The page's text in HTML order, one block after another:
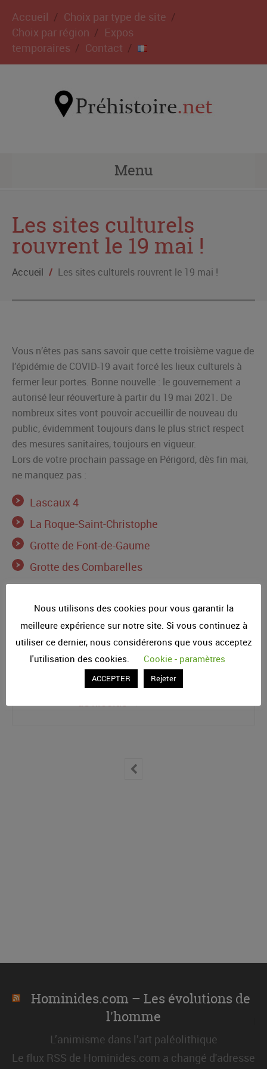
Accueil
Choix par type de site
Choix par région
Expos
temporaires
Contact
Menu
Les sites culturels
rouvrent le 19 mai !
Accueil / Les sites culturels rouvrent le 19 mai !
Vous n’êtes pas sans savoir que cette troisième vague de
l’épidémie de COVID-19 avait forcé les lieux culturels à
fermer leur portes. Bonne nouvelle : le gouvernement a
autorisé leur réouverture à partir du 19 mai 2021. De
nombreux sites vont pouvoir accueillir de nouveau du
public, évidemment toujours dans le plus strict respect
des mesures sanitaires, toujours en vigueur.
Lors de votre prochain passage en Périgord, dès fin mai,
ne manquez pas :
Lascaux 4
La Roque-Saint-Christophe
Grotte de Font-de-Gaume
Grotte des Combarelles
Nicolas
mai Uncategorized
À propos de nicolas
Afficher toutes les publications
de nicolas→
Hominides.com – Les évolutions de
l'homme
L’animisme dans l’art paléolithique
Le flux RSS de Hominides.com a changé d'adresse
Nous utilisons des cookies pour vous garantir la
meilleure expérience sur notre site. Si vous continuez à
utiliser ce dernier, nous considérerons que vous acceptez
l'utilisation des cookies.
Cookie - paramètres
ACCEPTER Rejeter